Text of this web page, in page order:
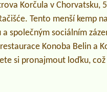
Korčula v Chorvatsku,
Tento menší kemp
společným sociálním
Konoba Belin a
si pronajmout loďku,